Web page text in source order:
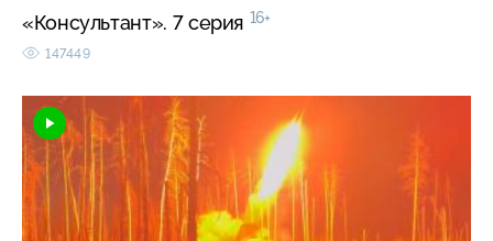
«Консультант». 7 серия 16+
147449